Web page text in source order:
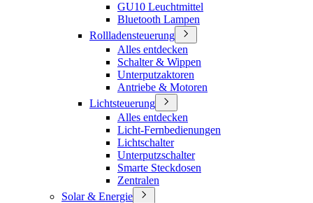
GU10 Leuchtmittel
Bluetooth Lampen
Rollladensteuerung
Alles entdecken
Schalter & Wippen
Unterputzaktoren
Antriebe & Motoren
Lichtsteuerung
Alles entdecken
Licht-Fernbedienungen
Lichtschalter
Unterputzschalter
Smarte Steckdosen
Zentralen
Solar & Energie